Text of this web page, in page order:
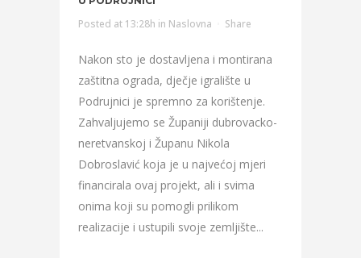
Posted at 13:28h in Naslovna Share
Nakon sto je dostavljena i montirana
zaštitna ograda, dječje igralište u
Podrujnici je spremno za korištenje.
Zahvaljujemo se Županiji dubrovacko-
neretvanskoj i Županu Nikola
Dobroslavić koja je u najvećoj mjeri
financirala ovaj projekt, ali i svima
onima koji su pomogli prilikom
realizacije i ustupili svoje zemljište...